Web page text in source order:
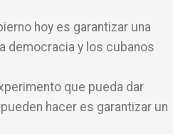
hoy es garantizar una
democracia y los cubanos
que pueda dar
hacer es garantizar un